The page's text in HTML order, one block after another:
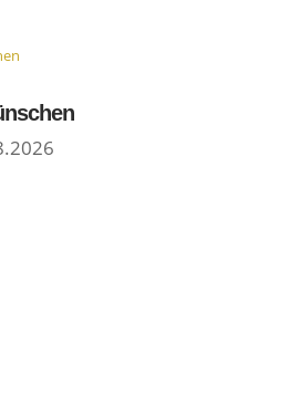
und ihr Smartphone –